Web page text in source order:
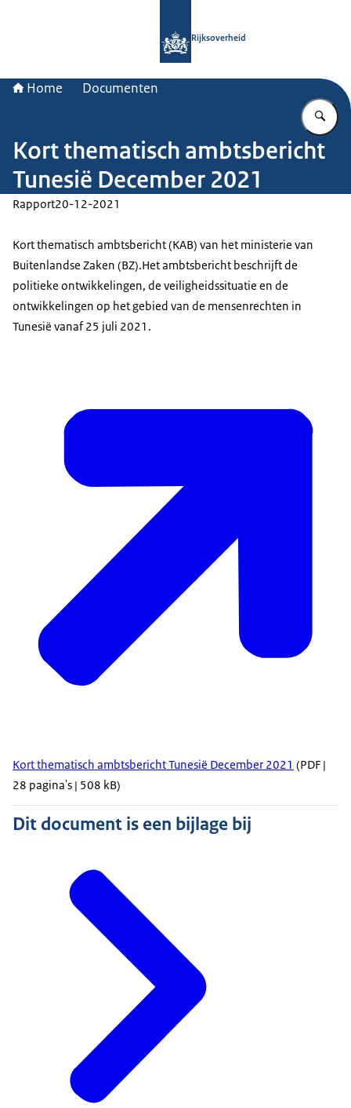
Rijksoverheid
Home Documenten
Kort thematisch ambtsbericht
Tunesië December 2021
Rapport20-12-2021
Kort thematisch ambtsbericht (KAB) van het ministerie van
Buitenlandse Zaken (BZ).Het ambtsbericht beschrijft de
politieke ontwikkelingen, de veiligheidssituatie en de
ontwikkelingen op het gebied van de mensenrechten in
Tunesië vanaf 25 juli 2021.
Kort thematisch ambtsbericht Tunesië December 2021 (PDF |
28 pagina's | 508 kB)
Dit document is een bijlage bij